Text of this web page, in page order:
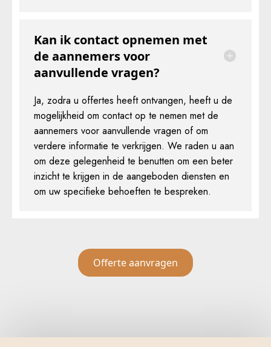
Kan ik contact opnemen met
de aannemers voor
aanvullende vragen?
Ja, zodra u offertes heeft ontvangen, heeft u de
mogelijkheid om contact op te nemen met de
aannemers voor aanvullende vragen of om
verdere informatie te verkrijgen. We raden u aan
om deze gelegenheid te benutten om een beter
inzicht te krijgen in de aangeboden diensten en
om uw specifieke behoeften te bespreken.
Offerte aanvragen